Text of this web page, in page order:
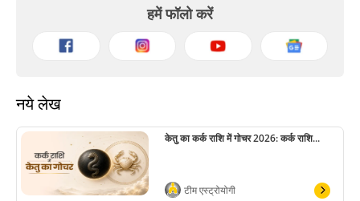
हमें फॉलो करें
नये लेख
केतु का कर्क राशि में गोचर 2026: कर्क राशि...
टीम एस्ट्रोयोगी